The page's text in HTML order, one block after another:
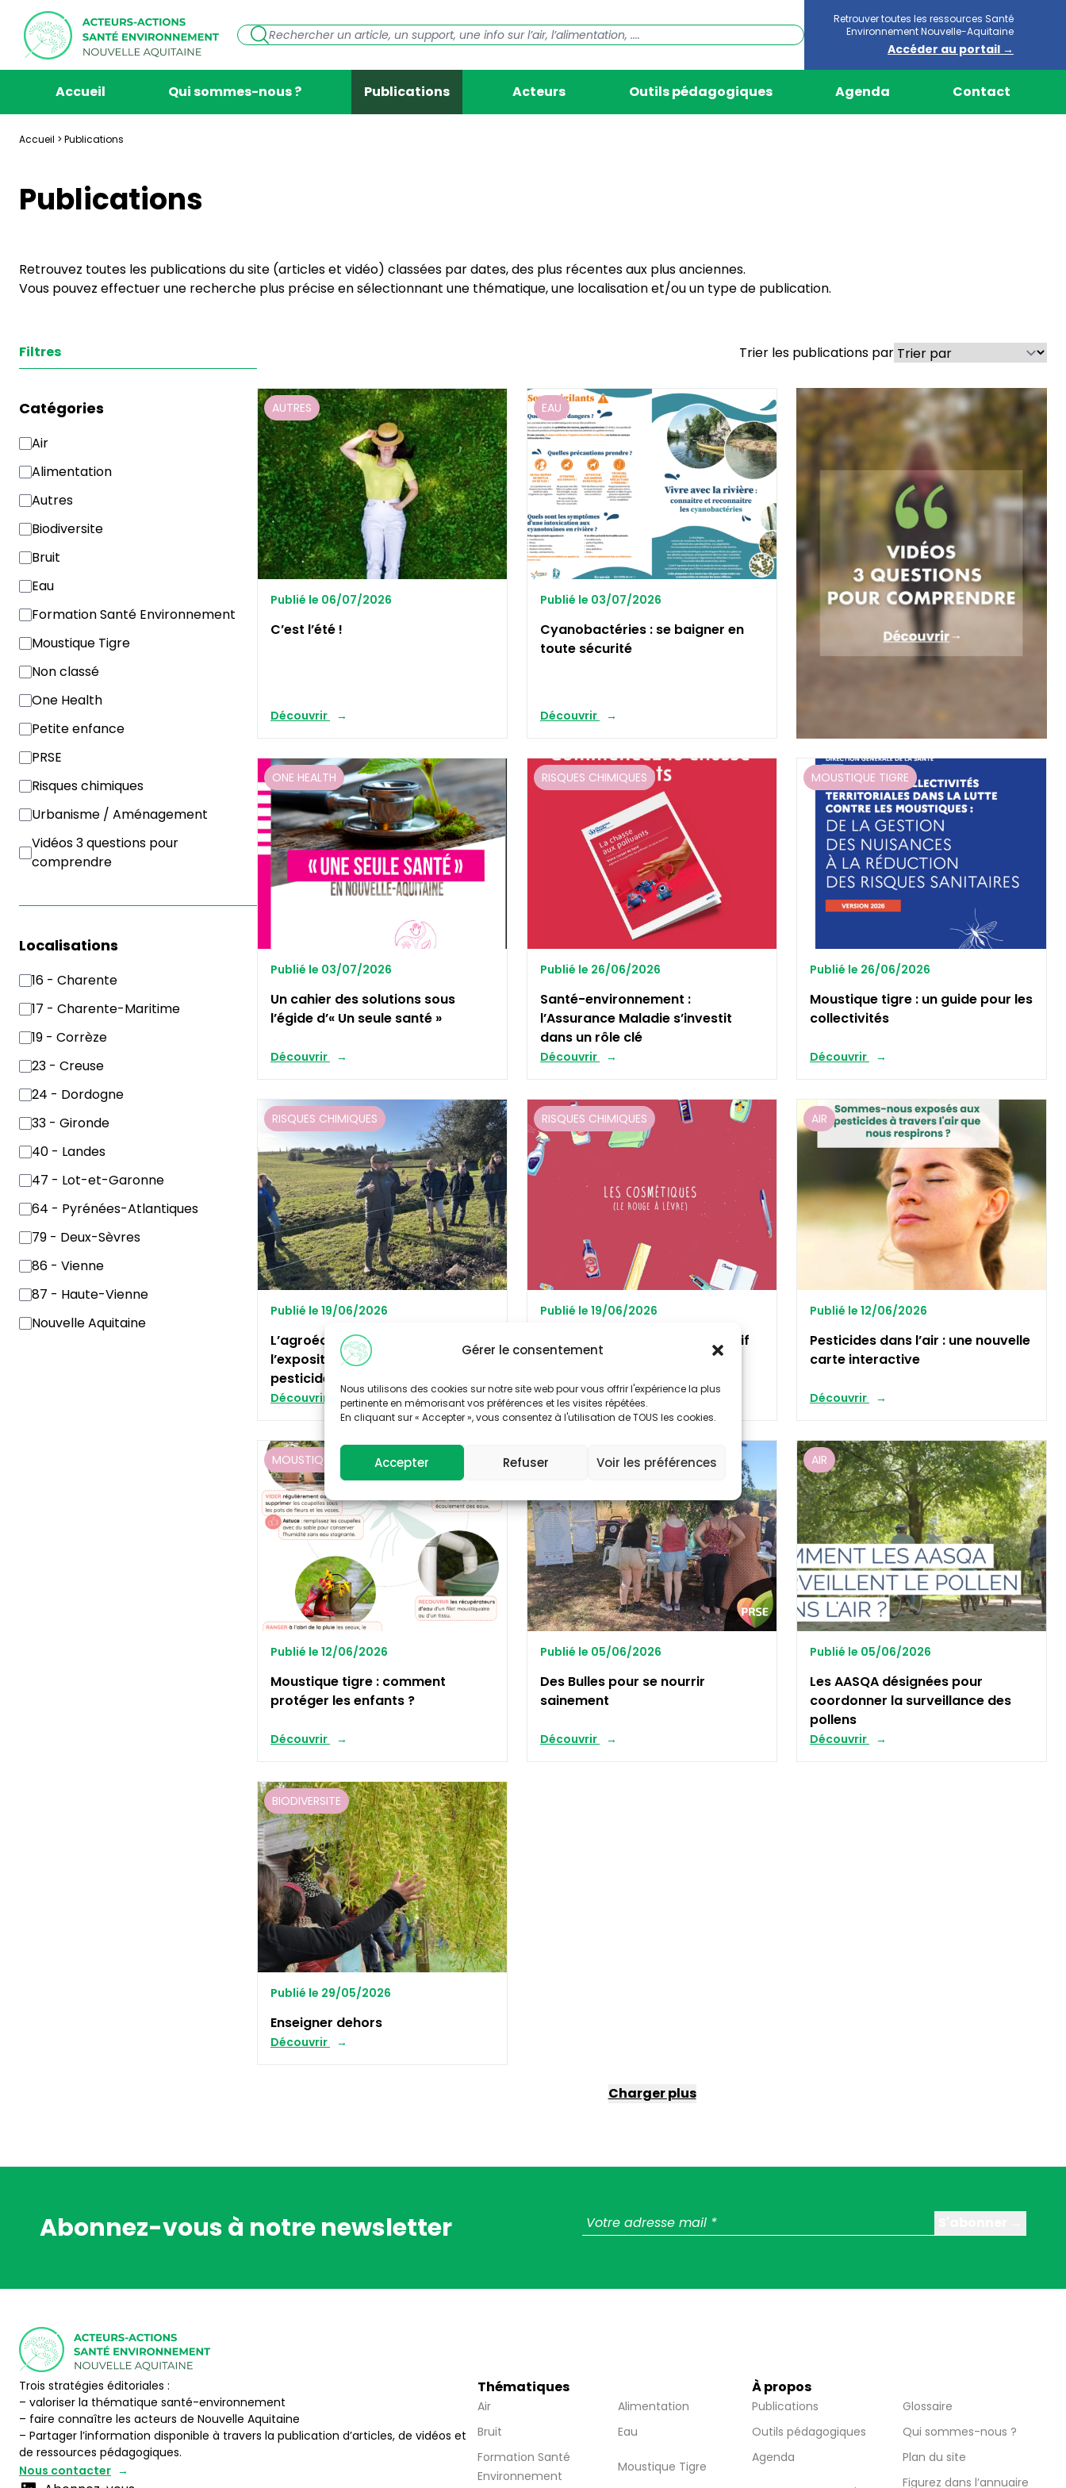
Gérer le consentement
Nous utilisons des cookies sur notre site web pour vous offrir l'expérience la plus
pertinente en mémorisant vos préférences et les visites répétées.
En cliquant sur « Accepter », vous consentez à l'utilisation de TOUS les cookies.
Accepter Refuser Voir les préférences
Retrouver toutes les ressources Santé
Environnement Nouvelle-Aquitaine
Accéder au portail →
Accueil Qui sommes-nous ? Publications Acteurs Outils pédagogiques Agenda Contact
Accueil > Publications
Publications
Retrouvez toutes les publications du site (articles et vidéo) classées par dates, des plus récentes aux plus anciennes.
Vous pouvez effectuer une recherche plus précise en sélectionnant une thématique, une localisation et/ou un type de publication.
Filtres
Catégories
Air
Alimentation
Autres
Biodiversite
Bruit
Eau
Formation Santé Environnement
Moustique Tigre
Non classé
One Health
Petite enfance
PRSE
Risques chimiques
Urbanisme / Aménagement
Vidéos 3 questions pour
comprendre
Localisations
16 - Charente
17 - Charente-Maritime
19 - Corrèze
23 - Creuse
24 - Dordogne
33 - Gironde
40 - Landes
47 - Lot-et-Garonne
64 - Pyrénées-Atlantiques
79 - Deux-Sèvres
86 - Vienne
87 - Haute-Vienne
Nouvelle Aquitaine
Trier les publications par
AUTRES
Publié le 06/07/2026
C’est l’été !
Découvrir
EAU
Publié le 03/07/2026
Cyanobactéries : se baigner en
toute sécurité
Découvrir
ONE HEALTH
Publié le 03/07/2026
Un cahier des solutions sous
l’égide d’« Un seule santé »
Découvrir
RISQUES CHIMIQUES
Publié le 26/06/2026
Santé-environnement :
l’Assurance Maladie s’investit
dans un rôle clé
Découvrir
MOUSTIQUE TIGRE
Publié le 26/06/2026
Moustique tigre : un guide pour les
collectivités
Découvrir
RISQUES CHIMIQUES
Publié le 19/06/2026
L’agroécologie : une réponse à
l’exposition des riverains aux
pesticides
Découvrir
RISQUES CHIMIQUES
Publié le 19/06/2026
Rouge à lèvres : pas si inoffensif
Découvrir
AIR
Publié le 12/06/2026
Pesticides dans l’air : une nouvelle
carte interactive
Découvrir
MOUSTIQUE TIGRE
Publié le 12/06/2026
Moustique tigre : comment
protéger les enfants ?
Découvrir
ALIMENTATION
Publié le 05/06/2026
Des Bulles pour se nourrir
sainement
Découvrir
AIR
Publié le 05/06/2026
Les AASQA désignées pour
coordonner la surveillance des
pollens
Découvrir
BIODIVERSITE
Publié le 29/05/2026
Enseigner dehors
Découvrir
Charger plus
Abonnez-vous à notre newsletter
Trois stratégies éditoriales :
– valoriser la thématique santé-environnement
– faire connaître les acteurs de Nouvelle Aquitaine
– Partager l’information disponible à travers la publication d’articles, de vidéos et
de ressources pédagogiques.
Nous contacter
Thématiques
Air
Alimentation
Bruit
Eau
Formation Santé
Environnement
Moustique Tigre
À propos
Publications
Glossaire
Outils pédagogiques
Qui sommes-nous ?
Agenda
Plan du site
Figurez dans l’annuaire